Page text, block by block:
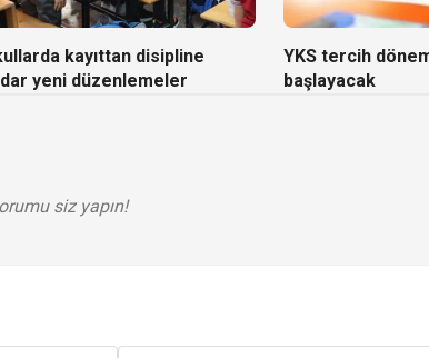
kayıttan disipline
yeni düzenlemeler
YKS tercih
başlayacak
siz yapın!